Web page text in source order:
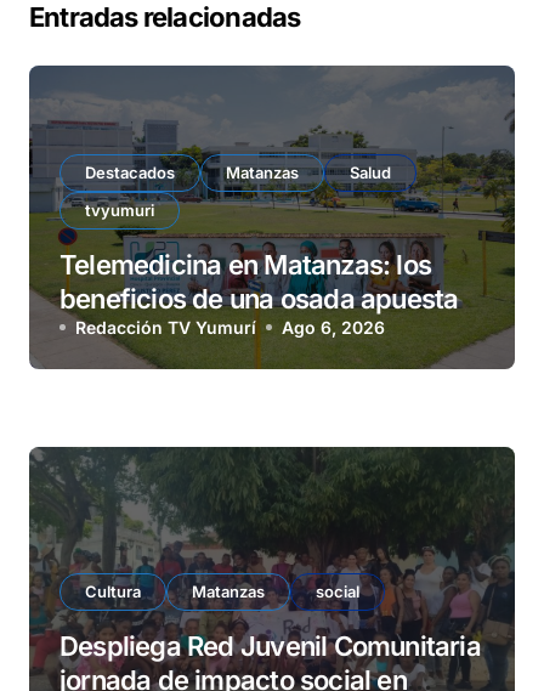
Entradas relacionadas
Destacados Matanzas
Salud
tvyumuri
Telemedicina en Matanzas: los
beneficios de una osada apuesta
Redacción TV Yumurí Ago 6, 2026
Cultura Matanzas social
Despliega Red Juvenil Comunitaria
jornada de impacto social en